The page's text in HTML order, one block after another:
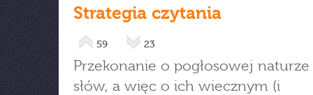
Strategia czytania
59 23
Przekonanie o pogłosowej
słów, a więc o ich wiecznym (i